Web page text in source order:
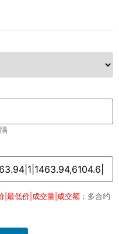
|最低价|成交量|成交额 ；多合约